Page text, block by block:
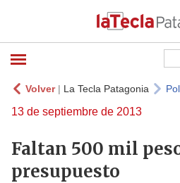
Volver| La Tecla Patagonia
13 de septiembre de 2013
Faltan 500 mil
presupuesto